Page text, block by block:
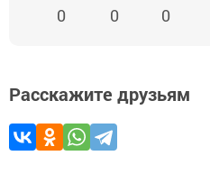
0 0 0
Расскажите друзьям